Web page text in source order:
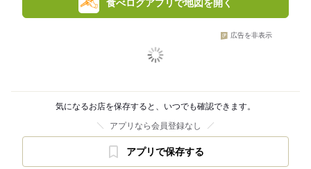
食べログアプリで地図を開く
広告を非表示
気になるお店を保存すると、いつでも確認できます。
アプリなら会員登録なし
アプリで保存する